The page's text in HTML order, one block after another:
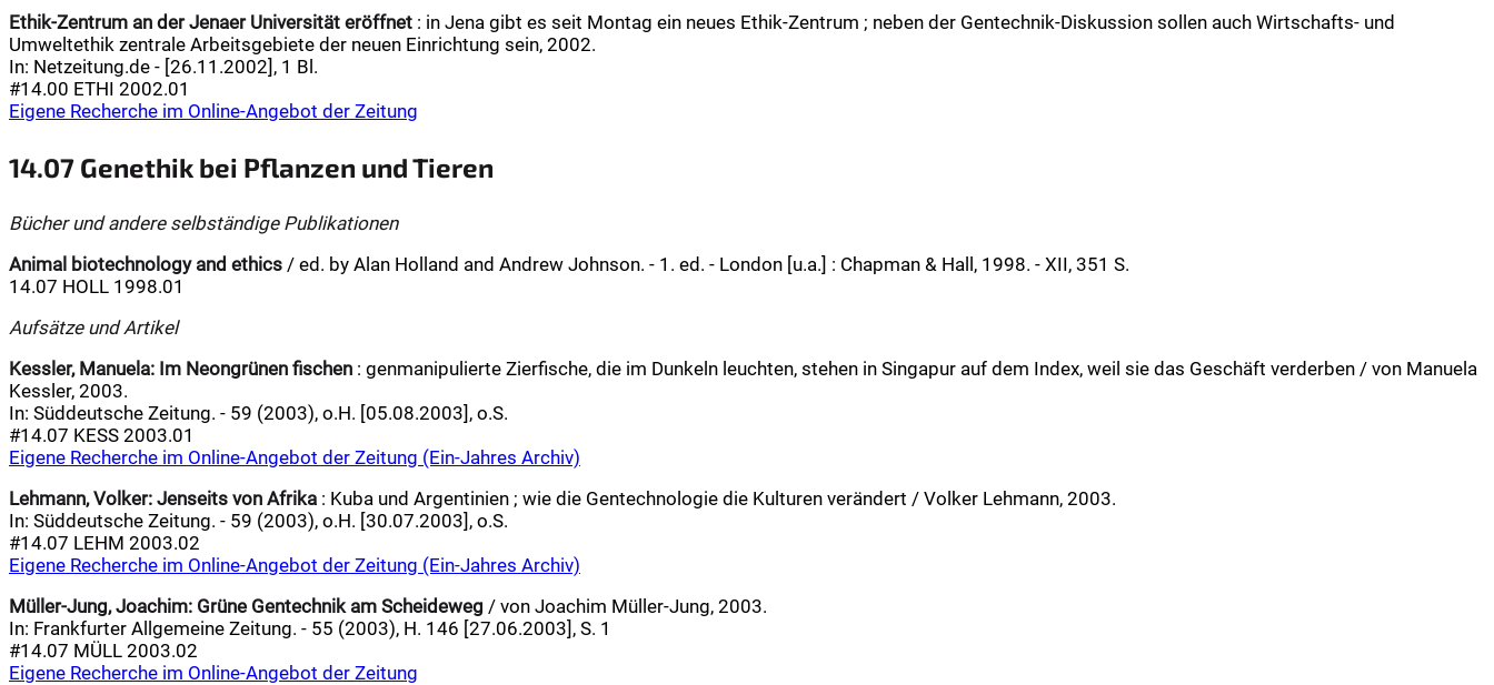
Ethik-Zentrum an der Jenaer Universität eröffnet : in Jena gibt es seit Montag ein neues Ethik-Zentrum ; neben der Gentechnik-Diskussion sollen auch Wirtschafts- und
Umweltethik zentrale Arbeitsgebiete der neuen Einrichtung sein, 2002.
In: Netzeitung.de - [26.11.2002], 1 Bl.
#14.00 ETHI 2002.01
Eigene Recherche im Online-Angebot der Zeitung
14.07 Genethik bei Pflanzen und Tieren
Bücher und andere selbständige Publikationen
Animal biotechnology and ethics / ed. by Alan Holland and Andrew Johnson. - 1. ed. - London [u.a.] : Chapman & Hall, 1998. - XII, 351 S.
14.07 HOLL 1998.01
Aufsätze und Artikel
Kessler, Manuela: Im Neongrünen fischen : genmanipulierte Zierfische, die im Dunkeln leuchten, stehen in Singapur auf dem Index, weil sie das Geschäft verderben / von Manuela
Kessler, 2003.
In: Süddeutsche Zeitung. - 59 (2003), o.H. [05.08.2003], o.S.
#14.07 KESS 2003.01
Eigene Recherche im Online-Angebot der Zeitung (Ein-Jahres Archiv)
Lehmann, Volker: Jenseits von Afrika : Kuba und Argentinien ; wie die Gentechnologie die Kulturen verändert / Volker Lehmann, 2003.
In: Süddeutsche Zeitung. - 59 (2003), o.H. [30.07.2003], o.S.
#14.07 LEHM 2003.02
Eigene Recherche im Online-Angebot der Zeitung (Ein-Jahres Archiv)
Müller-Jung, Joachim: Grüne Gentechnik am Scheideweg / von Joachim Müller-Jung, 2003.
In: Frankfurter Allgemeine Zeitung. - 55 (2003), H. 146 [27.06.2003], S. 1
#14.07 MÜLL 2003.02
Eigene Recherche im Online-Angebot der Zeitung